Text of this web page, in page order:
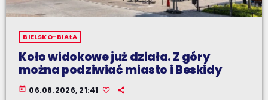
BIELSKO-BIAŁA
Koło widokowe już działa. Z góry
można podziwiać miasto i Beskidy
today 06.08.2026, 21:41